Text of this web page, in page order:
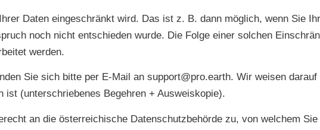
Daten eingeschränkt wird. Das ist z. B. dann möglich, wenn Sie
noch nicht entschieden wurde. Die Folge einer solchen
werden.
Sie sich bitte per E-Mail an support@pro.earth. Wir weisen
ist (unterschriebenes Begehren + Ausweiskopie).
an die österreichische Datenschutzbehörde zu, von welchem